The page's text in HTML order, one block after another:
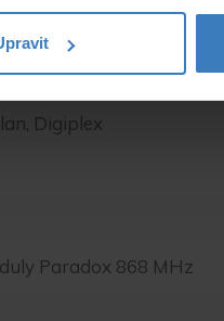
Digiplex
Paradox 868 MHz